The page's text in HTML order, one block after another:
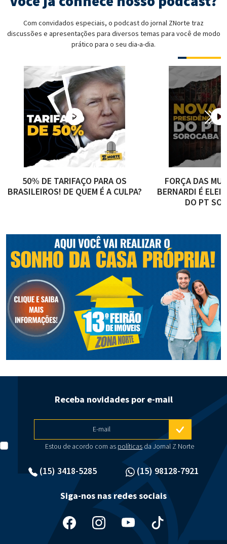
Com convidados especiais, o podcast do jornal ZNorte traz
discussões e apresentações para diversos temas para você de modo
prático para o seu dia-a-dia.
50% DE TARIFAÇO PARA OS
BRASILEIROS! DE QUEM É A CULPA?
FORÇA DAS
BERNARDI É
DO PT
(15) 3418-5285 (15) 98128-7921
Receba novidades por e-mail
E-mail
Estou de acordo com as políticasda Jornal Z Norte
Siga-nos nas redes sociais